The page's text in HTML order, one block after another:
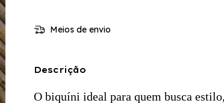
Meios de envio
Descrição
O biquíni ideal para quem busca